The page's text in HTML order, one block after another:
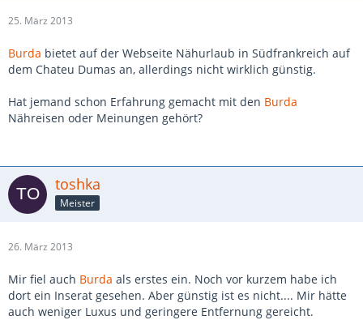
25. März 2013
Burda bietet auf der Webseite Nähurlaub in Südfrankreich auf
dem Chateu Dumas an, allerdings nicht wirklich günstig.
Hat jemand schon Erfahrung gemacht mit den Burda
Nähreisen oder Meinungen gehört?
toshka
Meister
26. März 2013
Mir fiel auch Burda als erstes ein. Noch vor kurzem habe ich
dort ein Inserat gesehen. Aber günstig ist es nicht.... Mir hätte
auch weniger Luxus und geringere Entfernung gereicht.